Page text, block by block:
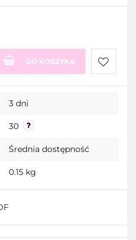
DO KOSZYKA
Do
3 dni
30
Średnia dostępność
0.15 kg